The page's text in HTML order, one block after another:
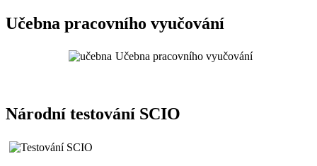
Učebna pracovního vyučování
Učebna pracovního vyučování
Národní testování SCIO